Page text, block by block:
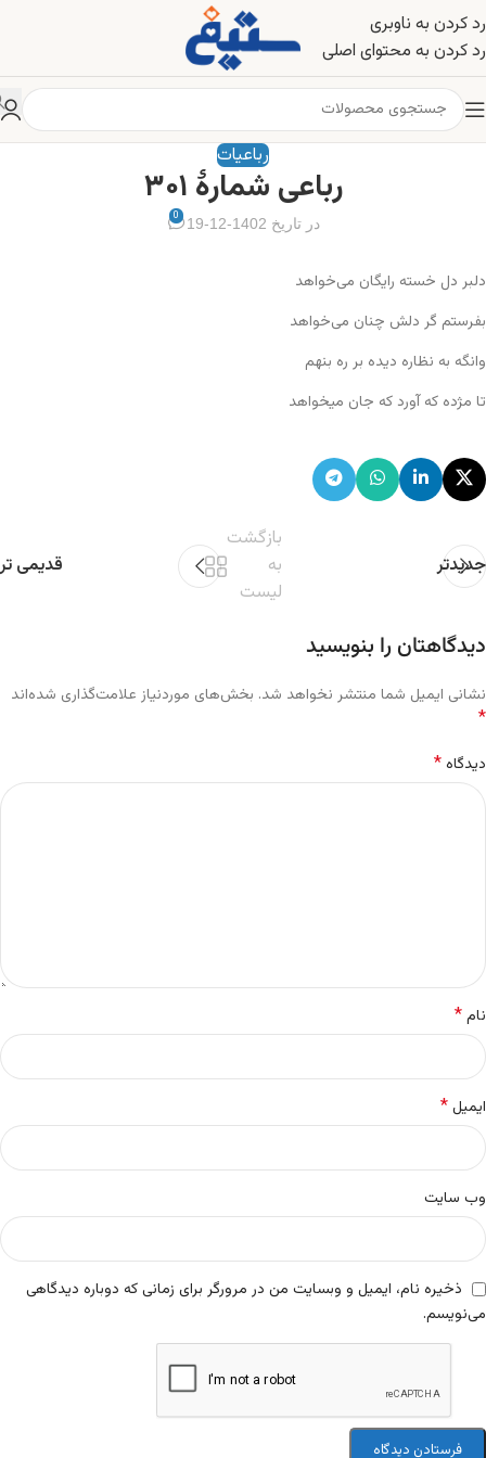
رد کردن به ناوبری
رد کردن به محتوای اصلی
رباعیات
رباعی شمارهٔ ۳۰۱
در تاریخ 1402-12-19 0
دلبر دل خسته رایگان می‌خواهد
بفرستم گر دلش چنان می‌خواهد
وانگه به نظاره دیده بر ره بنهم
تا مژده که آورد که جان میخواهد
جدیدتر
بازگشت
به
لیست
قدیمی تر
دیدگاهتان را بنویسید
نشانی ایمیل شما منتشر نخواهد شد. بخش‌های موردنیاز علامت‌گذاری شده‌اند
*
دیدگاه*
نام*
ایمیل*
وب‌ سایت
ذخیره نام، ایمیل و وبسایت من در مرورگر برای زمانی که دوباره دیدگاهی
می‌نویسم.